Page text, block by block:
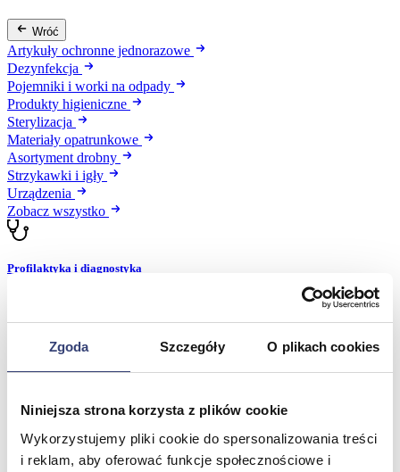
Zgoda Szczegóły O plikach cookies
Niniejsza strona korzysta z plików cookie
Wykorzystujemy pliki cookie do spersonalizowania treści
i reklam, aby oferować funkcje społecznościowe i
Wróć
Artykuły ochronne jednorazowe
Dezynfekcja
Pojemniki i worki na odpady
Produkty higieniczne
Sterylizacja
Materiały opatrunkowe
Asortyment drobny
Strzykawki i igły
Urządzenia
Zobacz wszystko
Profilaktyka i diagnostyka
Pulsoksymetry
Ciśnieniomierze
Stetoskopy
Termometry
Zobacz wszystko